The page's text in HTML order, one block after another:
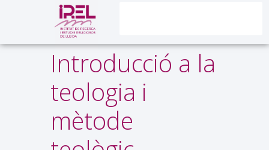
Introducció a la
teologia i
mètode